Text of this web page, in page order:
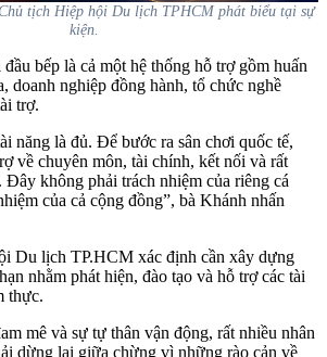
tịch Hiệp hội Du lịch TPHCM phát biểu tại sự
kiện.
bếp là cả một hệ thống hỗ trợ gồm huấn
doanh nghiệp đồng hành, tổ chức nghề
trợ.
năng là đủ. Để bước ra sân chơi quốc tế,
về chuyên môn, tài chính, kết nối và rất
không phải trách nhiệm của riêng cá
của cả cộng đồng”, bà Khánh nhấn
Du lịch TP.HCM xác định cần xây dựng
nhằm phát hiện, đào tạo và hỗ trợ các tài
thực.
mê và sự tự thân vận động, rất nhiều nhân
dừng lại giữa chừng vì những rào cản về